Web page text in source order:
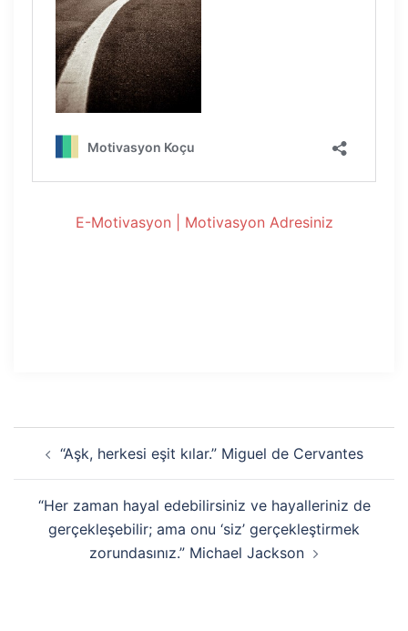
E-Motivasyon | Motivasyon Adresiniz
dolaşımı
“Aşk, herkesi eşit kılar.” Miguel de Cervantes
“Her zaman hayal edebilirsiniz ve hayalleriniz de
gerçekleşebilir; ama onu ‘siz’ gerçekleştirmek
zorundasınız.” Michael Jackson